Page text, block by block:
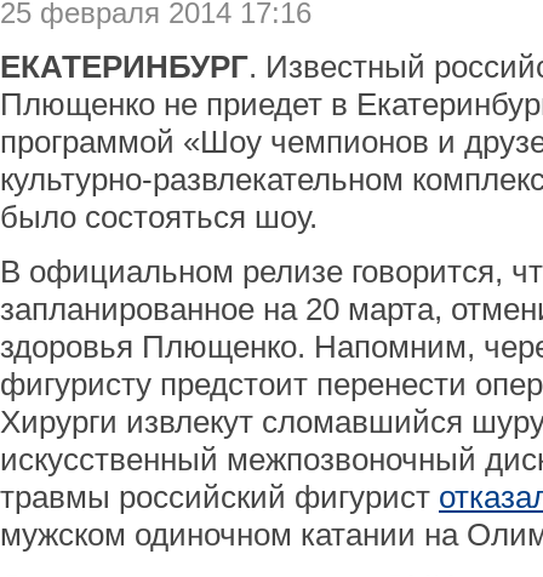
25 февраля 2014 17:16
ЕКАТЕРИНБУРГ. Известный
Плющенко не приедет в
программой «Шоу чемпионов и
культурно-развлекательном
было состояться шоу.
В официальном релизе говорится,
запланированное на 20 марта,
здоровья Плющенко. Напомним,
фигуристу предстоит перенести
Хирурги извлекут сломавшийся
искусственный межпозвоночный
травмы российский фигурист
мужском одиночном катании на